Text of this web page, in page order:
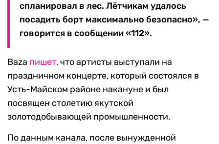
спланировал в лес. Лётчикам удалось
посадить борт максимально безопасно», —
говорится в сообщении «112».
Baza пишет, что артисты выступали на
праздничном концерте, который состоялся в
Усть-Майском районе накануне и был
посвящен столетию якутской
золотодобывающей промышленности.
По данным канала, после вынужденной